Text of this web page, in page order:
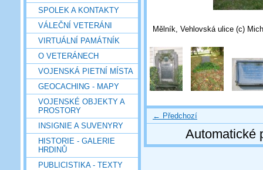
SPOLEK A KONTAKTY
VÁLEČNÍ VETERÁNI
VIRTUÁLNÍ PAMÁTNÍK
O VETERÁNECH
VOJENSKÁ PIETNÍ MÍSTA
GEOCACHING - MAPY
VOJENSKÉ OBJEKTY A
PROSTORY
INSIGNIE A SUVENYRY
HISTORIE - GALERIE
HRDINŮ
PUBLICISTIKA - TEXTY
Mělník, Vehlovská ulice (c)
← Předchozí
Automatické